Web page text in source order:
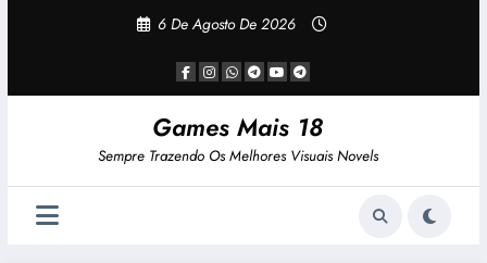
6 De Agosto De 2026
Games Mais 18
Sempre Trazendo Os Melhores Visuais Novels